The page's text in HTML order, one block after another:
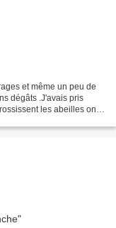
et même un peu de
dégâts .J'avais pris
les abeilles ont